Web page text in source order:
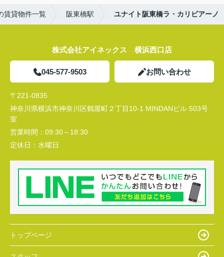
賃貸物件一覧 阪東橋駅 ユナイト阪東橋ラ・カリビアーノ
株式会社アイネックス 横浜西口店
045-577-9503 お問い合わせ
〒221-0835
神奈川県横浜市神奈川区鶴屋町２丁目10-1 MINDANビル 503号
室
営業時間： 09:30～18:30
定休日： 水曜日
トップページ